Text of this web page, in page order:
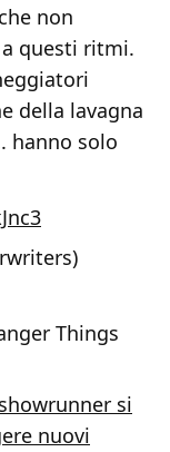
non
questi ritmi.
della lavagna
hanno solo
Things
si
nuovi